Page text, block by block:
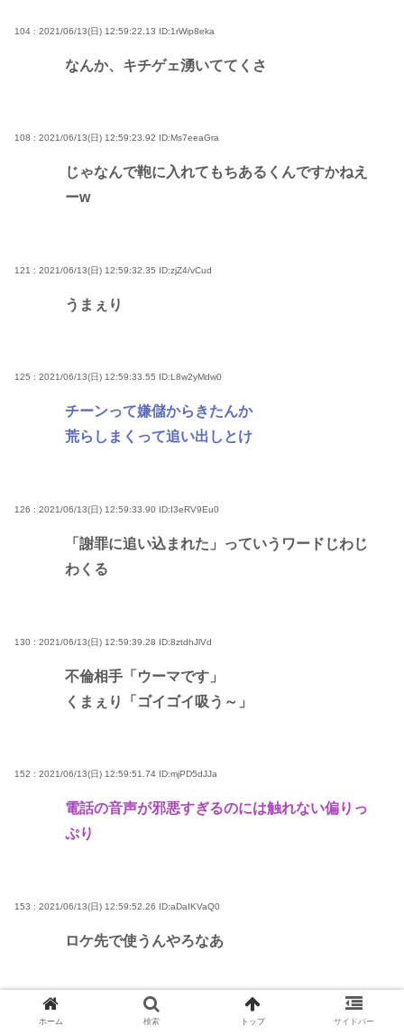
104 : 2021/06/13(日) 12:59:22.13 ID:1rWip8eka
なんか、キチゲェ湧いててくさ
108 : 2021/06/13(日) 12:59:23.92 ID:Ms7eeaGra
じゃなんで鞄に入れてもちあるくんですかねえ
ーw
121 : 2021/06/13(日) 12:59:32.35 ID:zjZ4/vCud
うまぇり
125 : 2021/06/13(日) 12:59:33.55 ID:L8w2yMdw0
チーンって嫌儲からきたんか
荒らしまくって追い出しとけ
126 : 2021/06/13(日) 12:59:33.90 ID:I3eRV9Eu0
「謝罪に追い込まれた」っていうワードじわじ
わくる
130 : 2021/06/13(日) 12:59:39.28 ID:8ztdhJlVd
不倫相手「ウーマです」
くまぇり「ゴイゴイ吸う～」
152 : 2021/06/13(日) 12:59:51.74 ID:mjPD5dJJa
電話の音声が邪悪すぎるのには触れない偏りっ
ぷり
153 : 2021/06/13(日) 12:59:52.26 ID:aDaIKVaQ0
ロケ先で使うんやろなあ
154 : 2021/06/13(日) 12:59:54.92ID:28pBs4Dn0
ホーム 検索 トップ サイドバー